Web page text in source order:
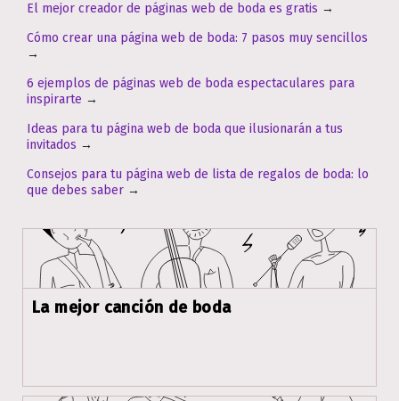
El mejor creador de páginas web de boda es gratis →
Cómo crear una página web de boda: 7 pasos muy sencillos
→
6 ejemplos de páginas web de boda espectaculares para
inspirarte →
Ideas para tu página web de boda que ilusionarán a tus
invitados →
Consejos para tu página web de lista de regalos de boda: lo
que debes saber →
La mejor canción de boda